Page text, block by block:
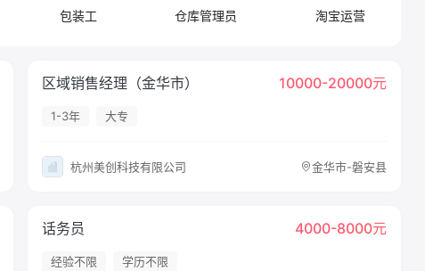
包装工 仓库管理员 淘宝运营
区域销售经理（金华市） 10000-20000元
1-3年 大专
杭州美创科技有限公司 金华市-磐安县
话务员 4000-8000元
经验不限 学历不限